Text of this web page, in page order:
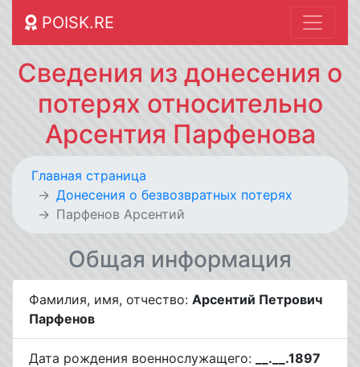
POISK.RE
Сведения из донесения о
потерях относительно
Арсентия Парфенова
Главная страница
Донесения о безвозвратных потерях
Парфенов Арсентий
Общая информация
Фамилия, имя, отчество: Арсентий Петрович
Парфенов
Дата рождения военнослужащего: __.__.1897